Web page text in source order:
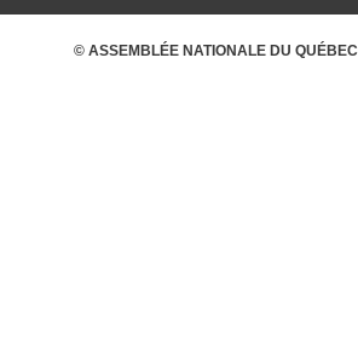
© ASSEMBLÉE NATIONALE DU QUÉBEC